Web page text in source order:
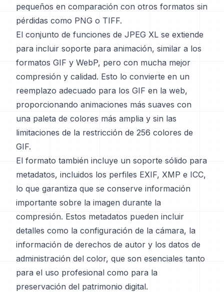
pequeños en comparación con otros formatos sin
pérdidas como PNG o TIFF.
El conjunto de funciones de JPEG XL se extiende
para incluir soporte para animación, similar a los
formatos GIF y WebP, pero con mucha mejor
compresión y calidad. Esto lo convierte en un
reemplazo adecuado para los GIF en la web,
proporcionando animaciones más suaves con
una paleta de colores más amplia y sin las
limitaciones de la restricción de 256 colores de
GIF.
El formato también incluye un soporte sólido para
metadatos, incluidos los perfiles EXIF, XMP e ICC,
lo que garantiza que se conserve información
importante sobre la imagen durante la
compresión. Estos metadatos pueden incluir
detalles como la configuración de la cámara, la
información de derechos de autor y los datos de
administración del color, que son esenciales tanto
para el uso profesional como para la
preservación del patrimonio digital.